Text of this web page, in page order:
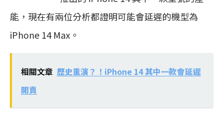
能，現在有兩位分析都證明可能會延遲的機型為
iPhone 14 Max。
相關文章 歷史重演？！iPhone 14 其中一款會延遲
開賣